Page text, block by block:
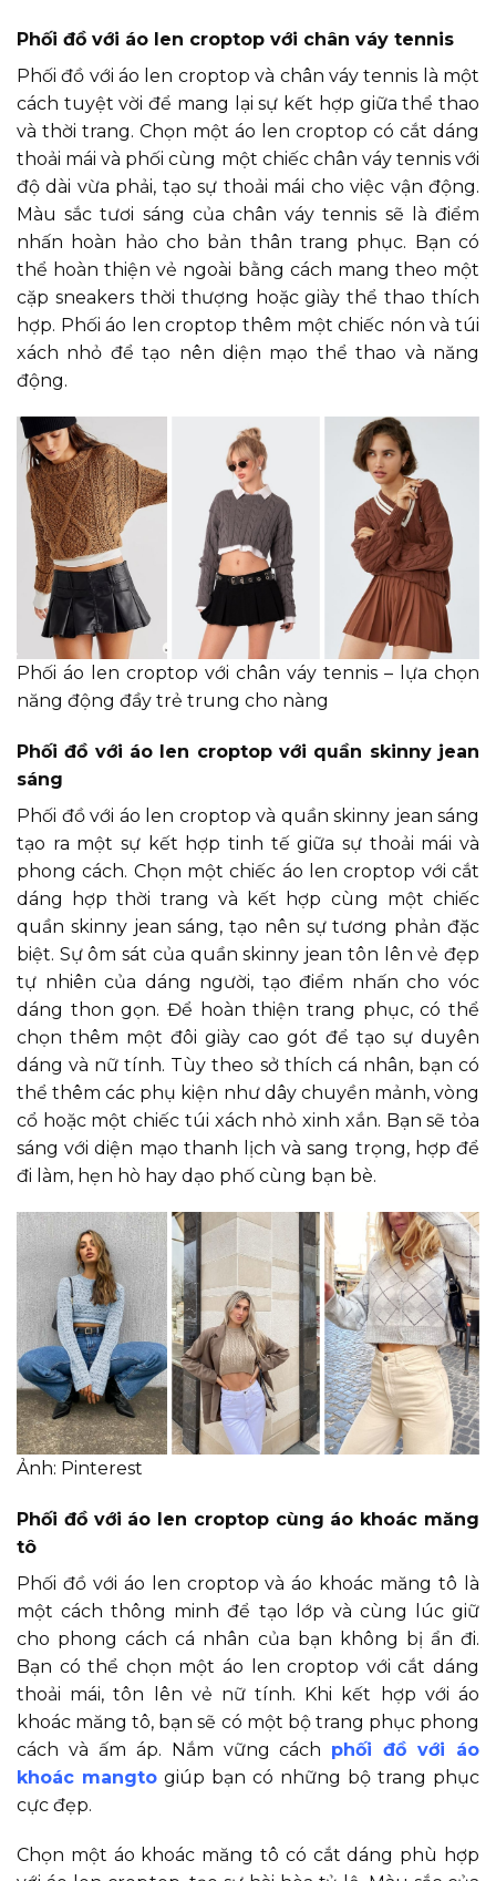
Phối đồ với áo len croptop với chân váy tennis
Phối đồ với áo len croptop và chân váy tennis là một
cách tuyệt vời để mang lại sự kết hợp giữa thể thao
và thời trang. Chọn một áo len croptop có cắt dáng
thoải mái và phối cùng một chiếc chân váy tennis với
độ dài vừa phải, tạo sự thoải mái cho việc vận động.
Màu sắc tươi sáng của chân váy tennis sẽ là điểm
nhấn hoàn hảo cho bản thân trang phục. Bạn có
thể hoàn thiện vẻ ngoài bằng cách mang theo một
cặp sneakers thời thượng hoặc giày thể thao thích
hợp. Phối áo len croptop thêm một chiếc nón và túi
xách nhỏ để tạo nên diện mạo thể thao và năng
động.
Phối áo len croptop với chân váy tennis – lựa chọn
năng động đầy trẻ trung cho nàng
Phối đồ với áo len croptop với quần skinny jean
sáng
Phối đồ với áo len croptop và quần skinny jean sáng
tạo ra một sự kết hợp tinh tế giữa sự thoải mái và
phong cách. Chọn một chiếc áo len croptop với cắt
dáng hợp thời trang và kết hợp cùng một chiếc
quần skinny jean sáng, tạo nên sự tương phản đặc
biệt. Sự ôm sát của quần skinny jean tôn lên vẻ đẹp
tự nhiên của dáng người, tạo điểm nhấn cho vóc
dáng thon gọn. Để hoàn thiện trang phục, có thể
chọn thêm một đôi giày cao gót để tạo sự duyên
dáng và nữ tính. Tùy theo sở thích cá nhân, bạn có
thể thêm các phụ kiện như dây chuyền mảnh, vòng
cổ hoặc một chiếc túi xách nhỏ xinh xắn. Bạn sẽ tỏa
sáng với diện mạo thanh lịch và sang trọng, hợp để
đi làm, hẹn hò hay dạo phố cùng bạn bè.
Ảnh: Pinterest
Phối đồ với áo len croptop cùng áo khoác măng
tô
Phối đồ với áo len croptop và áo khoác măng tô là
một cách thông minh để tạo lớp và cùng lúc giữ
cho phong cách cá nhân của bạn không bị ẩn đi.
Bạn có thể chọn một áo len croptop với cắt dáng
thoải mái, tôn lên vẻ nữ tính. Khi kết hợp với áo
khoác măng tô, bạn sẽ có một bộ trang phục phong
cách và ấm áp. Nắm vững cách phối đồ với áo
khoác mangto giúp bạn có những bộ trang phục
cực đẹp.
Chọn một áo khoác măng tô có cắt dáng phù hợp